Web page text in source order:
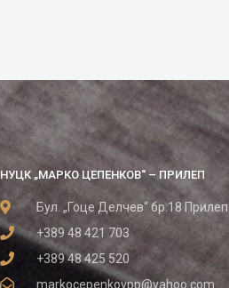
НУЦК „МАРКО ЦЕПЕНКОВ“ – ПРИЛЕП
Бул. „Гоце Делчев“ бр.18 Прилеп
+389 48 421 703
+389 48 425 520
markocepenkovpp@yahoo.com